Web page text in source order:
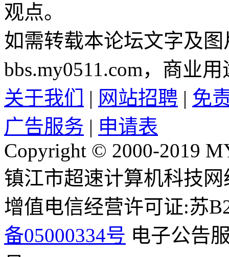
观点。
如需转载本论坛文字及
bbs.my0511.com，商业
关于我们
| 网站招聘 | 免
广告服务 | 申请表
Copyright © 2000-2019
镇江市超速计算机科技
增值电信经营许可证:苏
备05000334号 电子公告